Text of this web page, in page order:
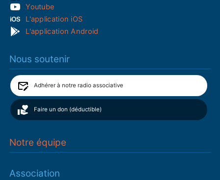
Youtube
L'application iOS
L'application Android
Nous soutenir
Adhérer à notre radio associative
Faire un don (déductible)
Notre équipe
Association